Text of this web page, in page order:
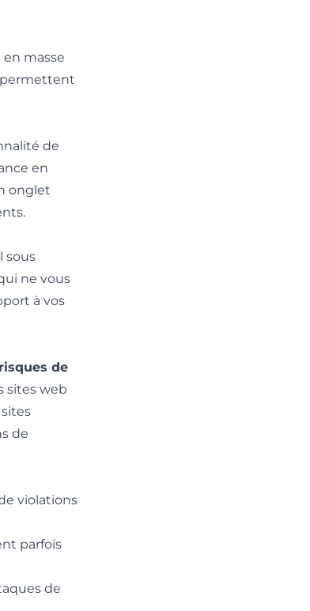
masse
permettent
de
en
onglet
sous
ne vous
à vos
risques de
sites web
de
violations
parfois
de